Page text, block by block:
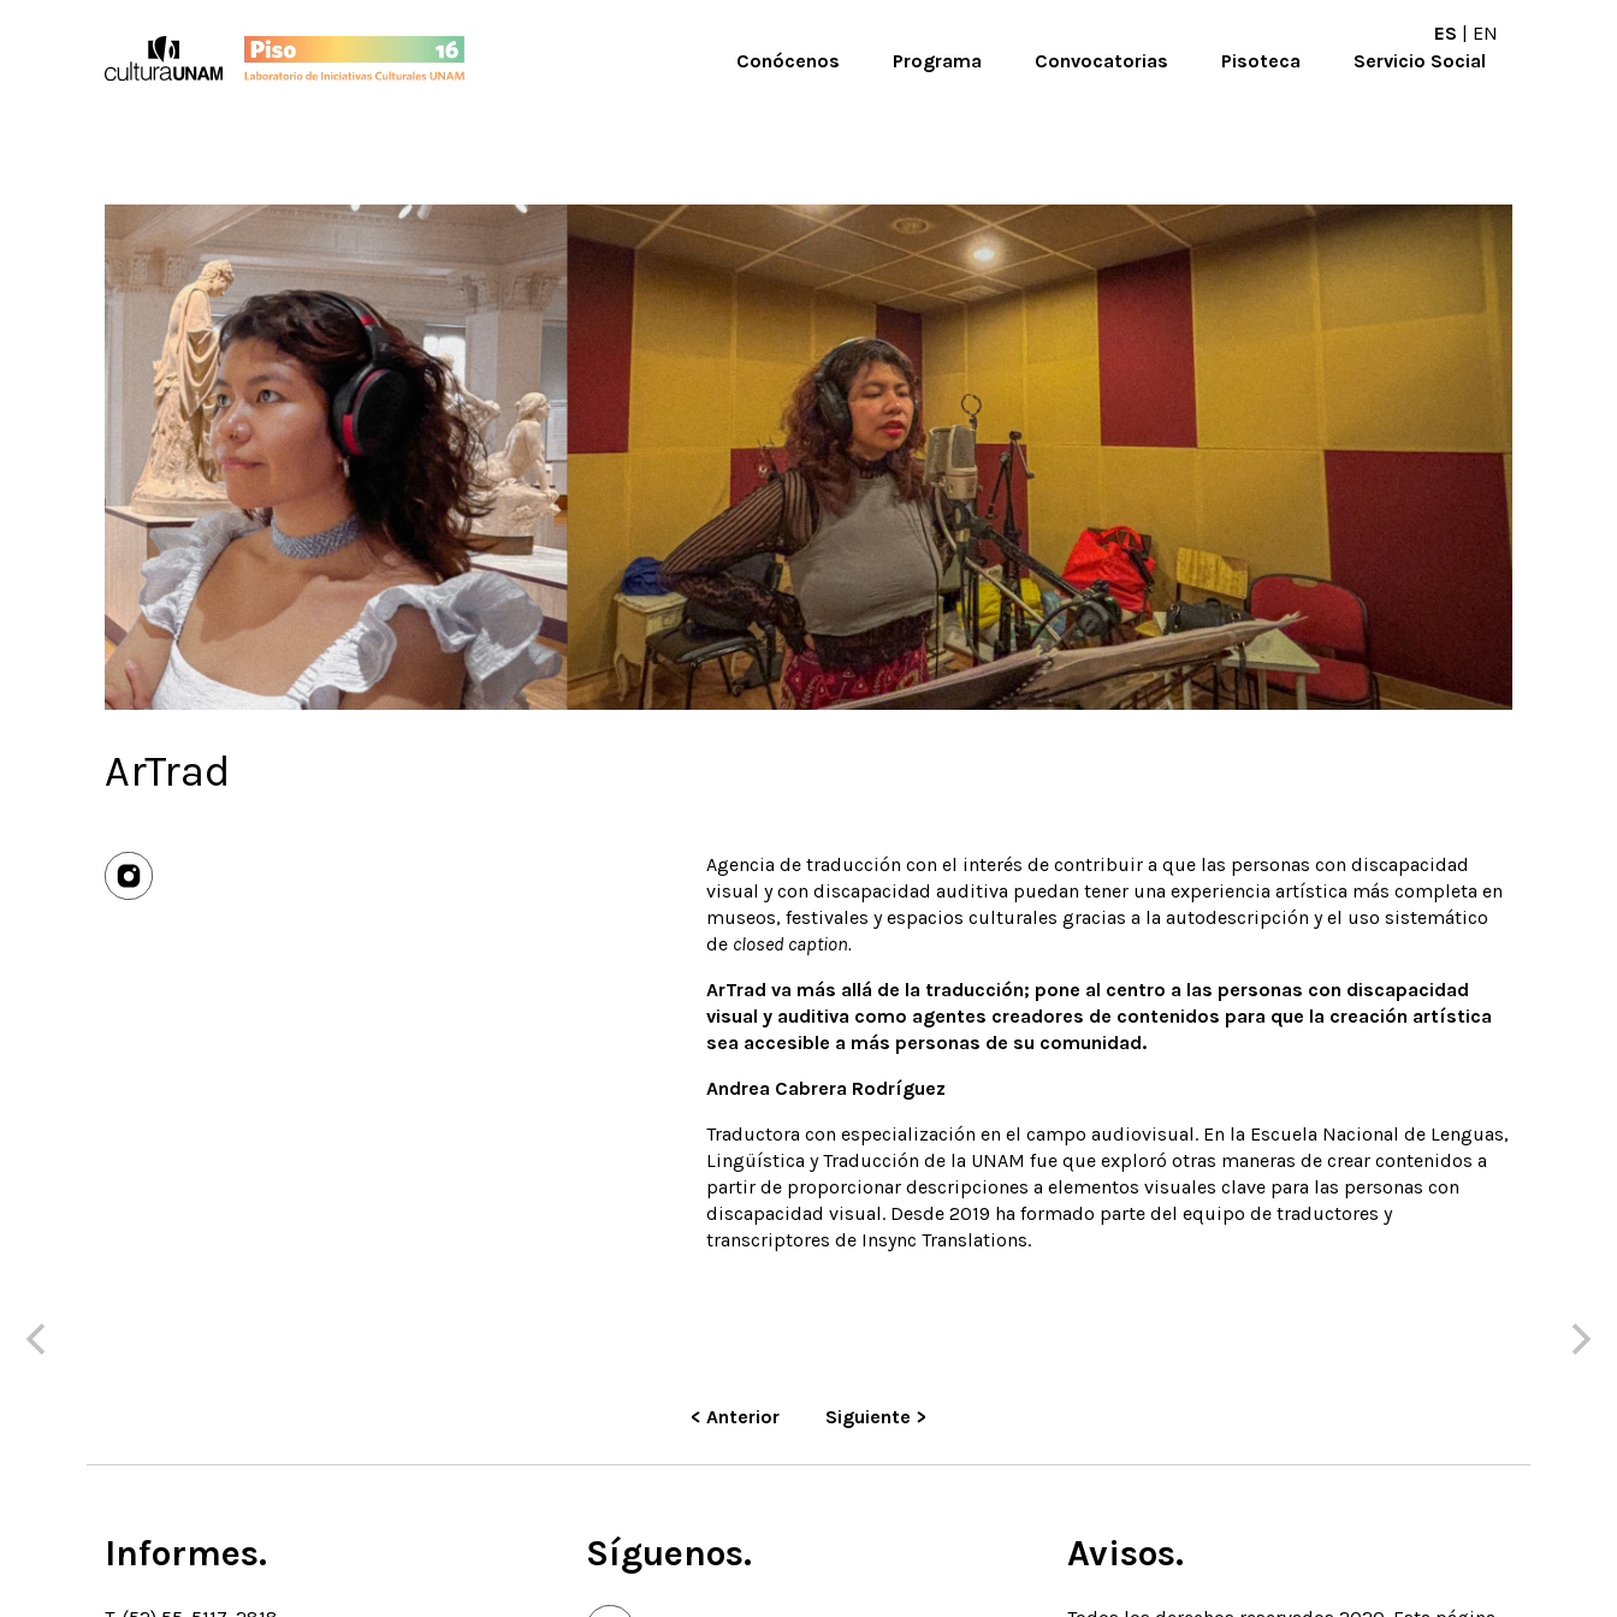
Conócenos Programa Convocatorias Pisoteca Servicio Social
ES | EN
PROGRAMA
PISOTECA
SERVICIO SOCIAL
ArTrad
Agencia de traducción con el interés de contribuir a que las personas con discapacidad
visual y con discapacidad auditiva puedan tener una experiencia artística más completa en
museos, festivales y espacios culturales gracias a la autodescripción y el uso sistemático
de closed caption.
ArTrad va más allá de la traducción; pone al centro a las personas con discapacidad
visual y auditiva como agentes creadores de contenidos para que la creación artística
sea accesible a más personas de su comunidad.
Andrea Cabrera Rodríguez
Traductora con especialización en el campo audiovisual. En la Escuela Nacional de Lenguas,
Lingüística y Traducción de la UNAM fue que exploró otras maneras de crear contenidos a
partir de proporcionar descripciones a elementos visuales clave para las personas con
discapacidad visual. Desde 2019 ha formado parte del equipo de traductores y
transcriptores de Insync Translations.
< Anterior Siguiente >
Informes. Síguenos. Avisos.